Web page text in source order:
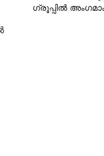
ഗ്രൂപ്പില്‍